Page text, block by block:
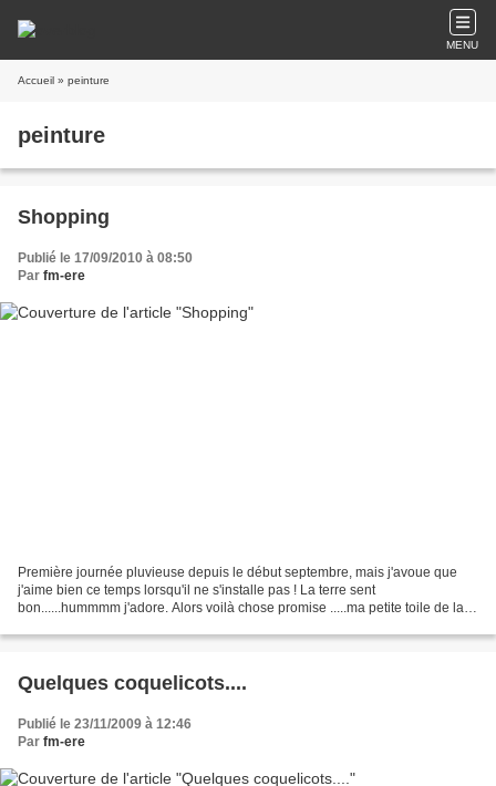
MENU
Accueil » peinture
peinture
Shopping
Publié le 17/09/2010 à 08:50
Par fm-ere
Première journée pluvieuse depuis le début septembre, mais j'avoue que
j'aime bien ce temps lorsqu'il ne s'installe pas ! La terre sent
bon......hummmm j'adore. Alors voilà chose promise .....ma petite toile de la
Quelques coquelicots....
Publié le 23/11/2009 à 12:46
Par fm-ere